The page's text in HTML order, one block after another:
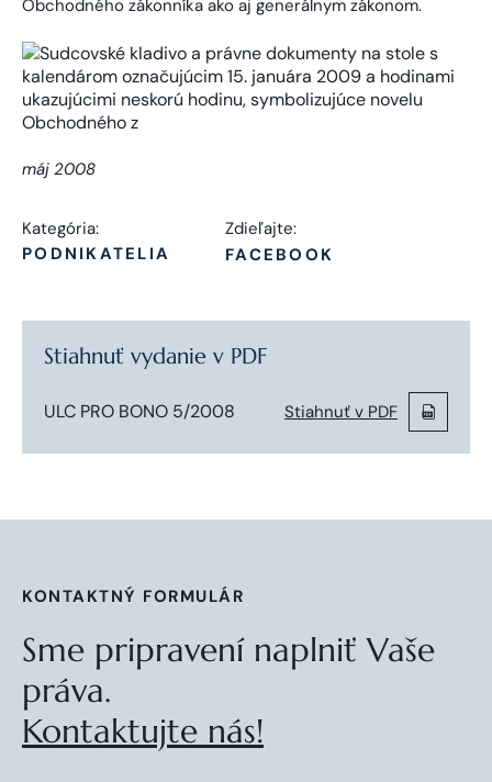
Obchodného zákonníka ako aj generálnym zákonom.
máj 2008
Kategória:
PODNIKATELIA
Zdieľajte:
FACEBOOK
Stiahnuť vydanie v PDF
ULC PRO BONO 5/2008 Stiahnuť v PDF
KONTAKTNÝ FORMULÁR
Sme pripravení naplniť Vaše
práva.
Kontaktujte nás!